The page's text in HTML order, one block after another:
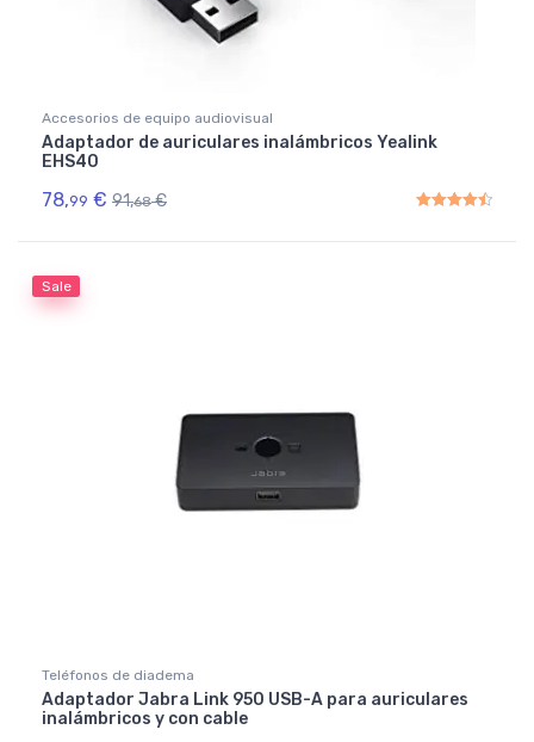
Accesorios de equipo audiovisual
Adaptador de auriculares inalámbricos Yealink
EHS40
78,99 € 91,68 €
Sale
Teléfonos de diadema
Adaptador Jabra Link 950 USB-A para auriculares
inalámbricos y con cable